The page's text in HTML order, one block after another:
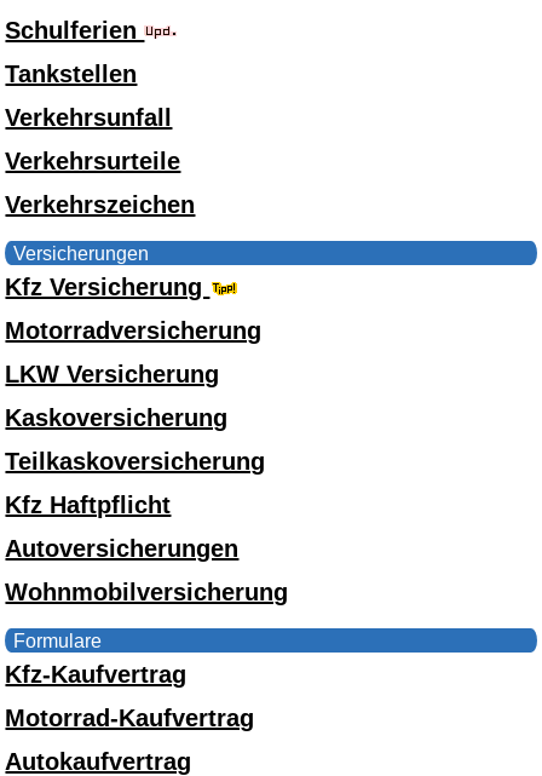
Schulferien
Tankstellen
Verkehrsunfall
Verkehrsurteile
Verkehrszeichen
Versicherungen
Kfz Versicherung
Motorradversicherung
LKW Versicherung
Kaskoversicherung
Teilkaskoversicherung
Kfz Haftpflicht
Autoversicherungen
Wohnmobilversicherung
Formulare
Kfz-Kaufvertrag
Motorrad-Kaufvertrag
Autokaufvertrag